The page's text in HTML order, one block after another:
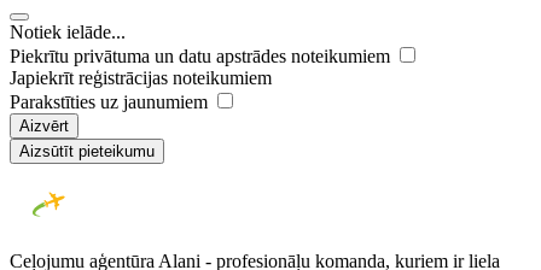
Notiek ielāde...
Piekrītu privātuma un datu apstrādes noteikumiem
Japiekrīt reģistrācijas noteikumiem
Parakstīties uz jaunumiem
Aizvērt
Aizsūtīt pieteikumu
Ceļojumu aģentūra Alani - profesionāļu komanda, kuriem ir liela